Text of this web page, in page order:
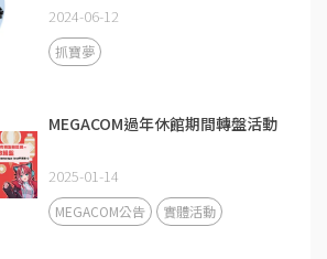
2024-06-12
抓寶夢
MEGACOM過年休館期間轉盤活動
2025-01-14
MEGACOM公告 實體活動